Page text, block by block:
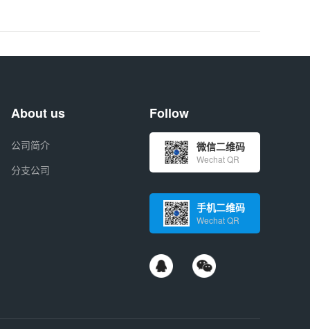
About us
公司简介
分支公司
Follow
微信二维码
Wechat QR
手机二维码
Wechat QR